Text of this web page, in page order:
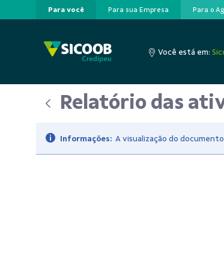
Pular para o Conteúdo principal
Para você Para sua Empresa Para o
Você está em:
Relatório das
Informações: A visualização do